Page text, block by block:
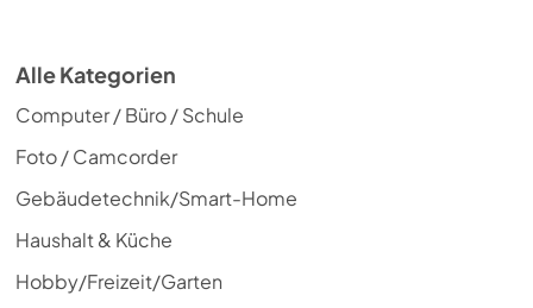
Alle Kategorien
Computer / Büro / Schule
Foto / Camcorder
Gebäudetechnik/Smart-Home
Haushalt & Küche
Hobby/Freizeit/Garten